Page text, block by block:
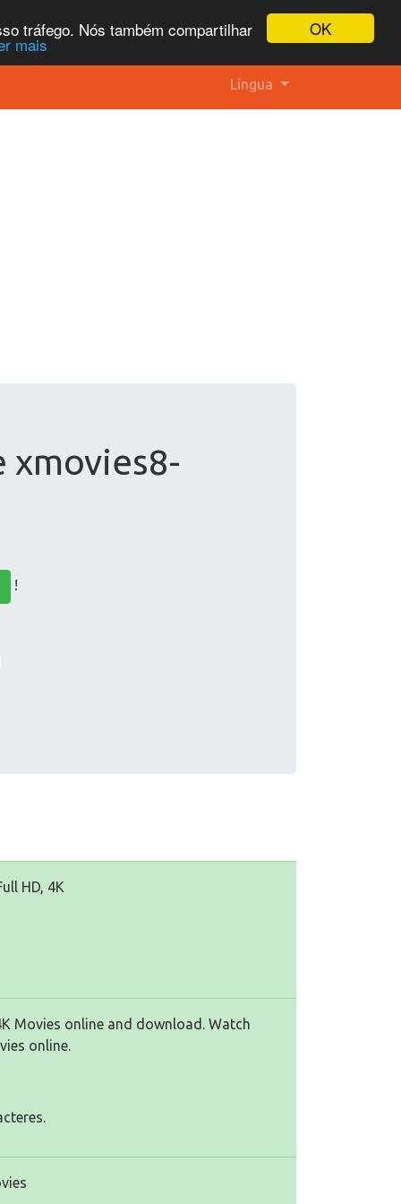
OK
tráfego. Nós também compartilhar
mais
Língua
xmovies8-
!
HD, 4K
Movies online and download. Watch
online.